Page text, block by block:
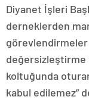
Diyanet İşleri
derneklerden
görevlendirmeler
değersizleştirme
koltuğunda
kabul edilemez”